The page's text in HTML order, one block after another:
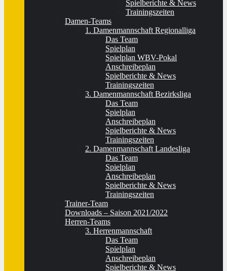
Spielberichte & News
Trainingszeiten
Damen-Teams
1. Damenmannschaft Regionalliga
Das Team
Spielplan
Spielplan WBV-Pokal
Anschreibeplan
Spielberichte & News
Trainingszeiten
3. Damenmannschaft Bezirksliga
Das Team
Spielplan
Anschreibeplan
Spielberichte & News
Trainingszeiten
2. Damenmannschaft Landesliga
Das Team
Spielplan
Anschreibeplan
Spielberichte & News
Trainingszeiten
Trainer-Team
Downloads – Saison 2021/2022
Herren-Teams
3. Herrenmannschaft
Das Team
Spielplan
Anschreibeplan
Spielberichte & News